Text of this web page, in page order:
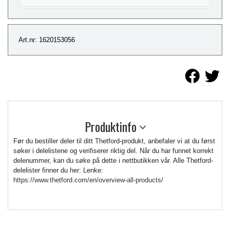
Art.nr: 1620153056
Produktinfo
Før du bestiller deler til ditt Thetford-produkt, anbefaler vi at du først
søker i delelistene og verifiserer riktig del. Når du har funnet korrekt
delenummer, kan du søke på dette i nettbutikken vår. Alle Thetford-
delelister finner du her: Lenke:
https://www.thetford.com/en/overview-all-products/